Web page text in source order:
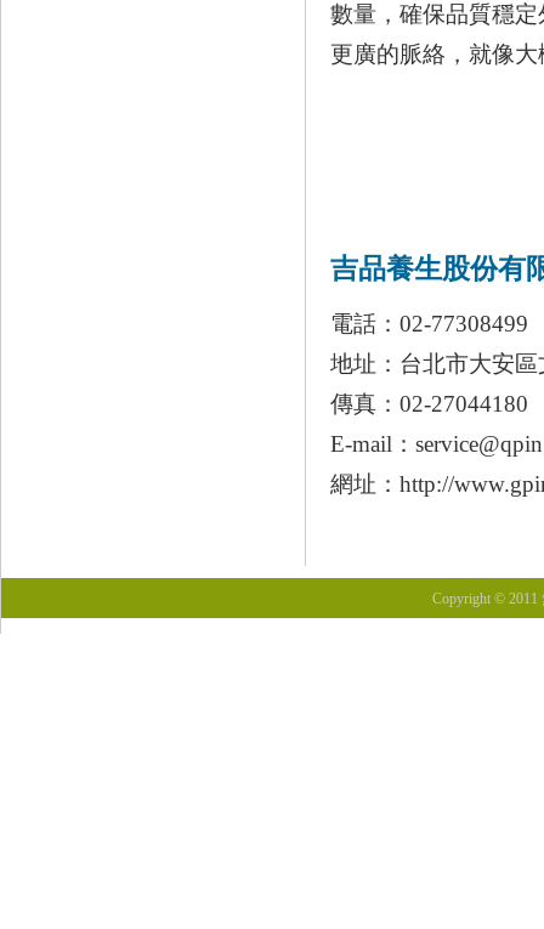
數量，確保品質穩
更廣的脈絡，就像
吉品養生股份有
電話：02-77308499
地址：台北市大安區
傳真：02-27044180
E-mail：
網址： http://
Copyright © 2011